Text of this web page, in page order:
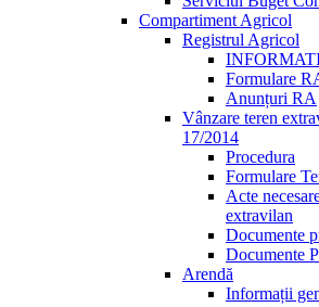
Compartiment Agricol
Registrul Agricol
Formulare
Anunțuri RA
Vânzare teren
17/2014
Procedura
Formulare
Acte
extravilan
Documente
Documente
Arendă
Informații